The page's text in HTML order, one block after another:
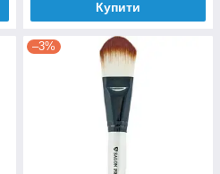
Купити
–3%